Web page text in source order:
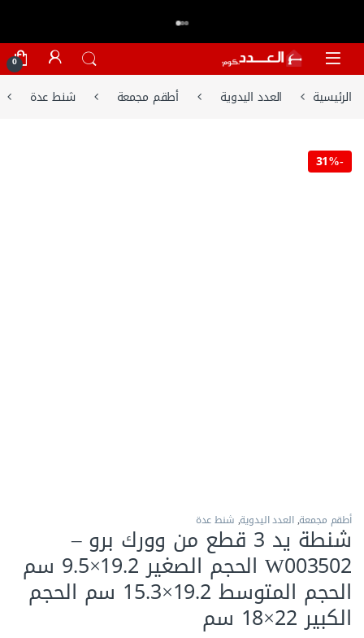
Skip to navigation
Skip to content
0
الرئيسية العدد اليدوية أطقم مجمعة شنط عدة
-
31%
أطقم مجمعة,العدد اليدوية, شنط عدة
شنطة يد 3 قطع من وورك برو –
W003502 الحجم الصغير 19.2×9.5 سم
الحجم المتوسط 19.2×15.3 سم الحجم
الكبير 22×18 سم